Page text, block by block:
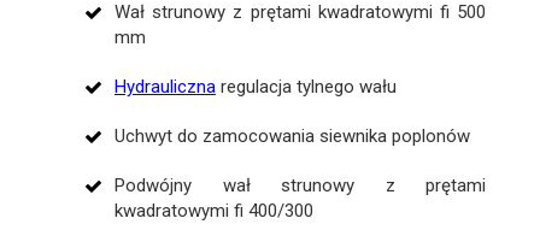
Wał strunowy z prętami kwadratowymi fi 500
mm
Hydrauliczna regulacja tylnego wału
Uchwyt do zamocowania siewnika poplonów
Podwójny wał strunowy z prętami
kwadratowymi fi 400/300